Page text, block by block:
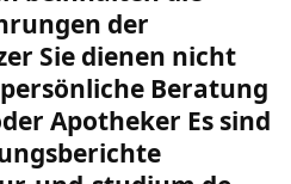
der
Sie dienen nicht
Beratung
Apotheker Es sind